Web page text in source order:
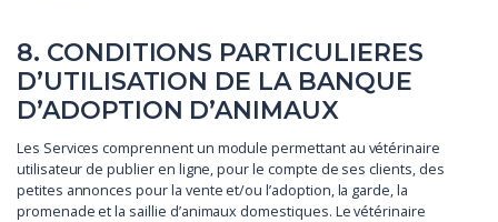
8. CONDITIONS PARTICULIERES
D’UTILISATION DE LA BANQUE
D’ADOPTION D’ANIMAUX
Les Services comprennent un module permettant au vétérinaire
utilisateur de publier en ligne, pour le compte de ses clients, des
petites annonces pour la vente et/ou l’adoption, la garde, la
promenade et la saillie d’animaux domestiques. Le vétérinaire